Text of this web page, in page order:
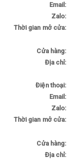
Email:
Zalo:
Thời gian mở cửa:
Cửa hàng:
Địa chỉ:
Điện thoại:
Email:
Zalo:
Thời gian mở cửa:
Cửa hàng:
Địa chỉ: